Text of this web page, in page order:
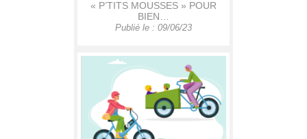
« P’TITS MOUSSES » POUR
BIEN…
Publié le : 09/06/23